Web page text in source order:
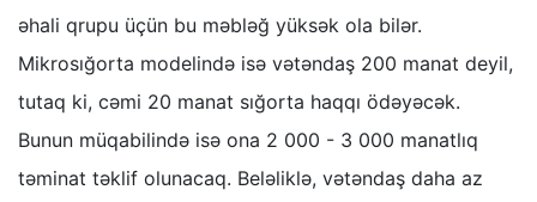
əhali qrupu üçün bu məbləğ yüksək ola bilər.
Mikrosığorta modelində isə vətəndaş 200 manat deyil,
tutaq ki, cəmi 20 manat sığorta haqqı ödəyəcək.
Bunun müqabilində isə ona 2 000 - 3 000 manatlıq
təminat təklif olunacaq. Beləliklə, vətəndaş daha az